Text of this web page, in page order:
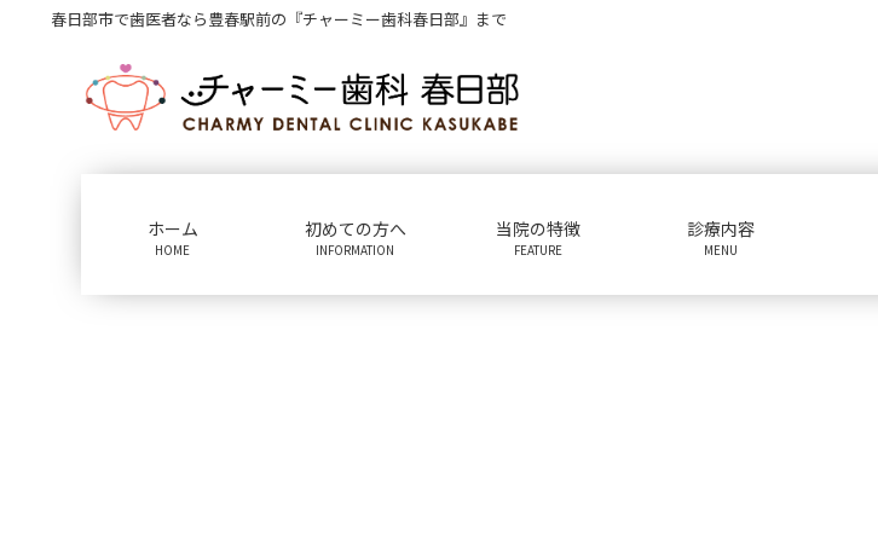
春日部市で歯医者なら豊春駅前の『チャーミー歯科春日部』まで
ホーム
HOME
初めての方へ
INFORMATION
当院の特徴
FEATURE
診療内容
MENU